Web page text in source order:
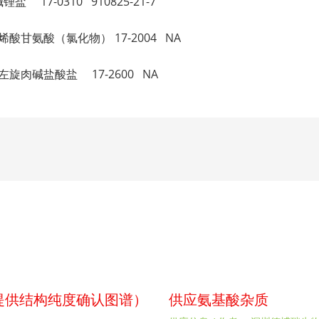
甘氨酸（氯化物） 17-2004 NA
旋肉碱盐酸盐 17-2600 NA
结构纯度确认图谱） 供应氨基酸杂质